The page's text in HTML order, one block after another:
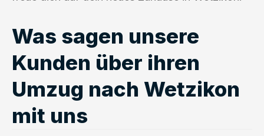
Was sagen unsere
Kunden über ihren
Umzug nach Wetzikon
mit uns